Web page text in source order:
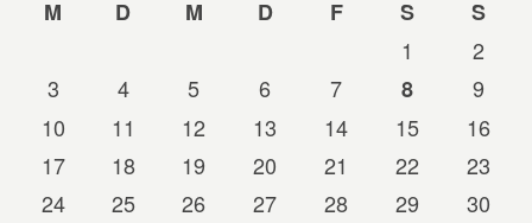
M D M D F S
S
1
2
3
4 5 6 7 8
9
10
11 12 13 14 15
16
17
18 19 20 21 22
23
24
25 26 27 28 29
30